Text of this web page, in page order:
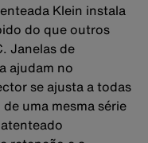
Klein instala
do que outros
Janelas de
ajudam no
se ajusta a todas
uma mesma série